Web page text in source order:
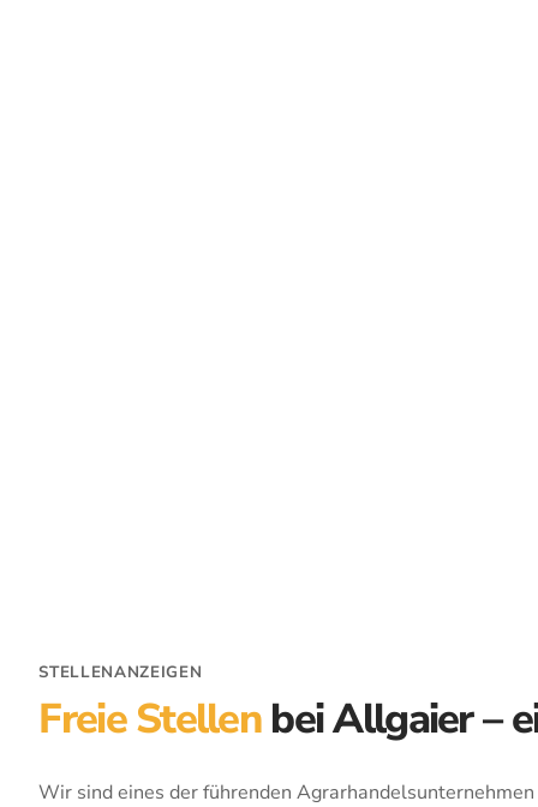
STELLENANZEIGEN
Freie Stellenbei Allgaier –
Wir sind eines der führenden